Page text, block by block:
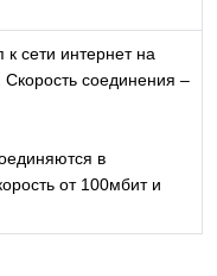
к сети интернет на
Скорость соединения –
в
от 100мбит и